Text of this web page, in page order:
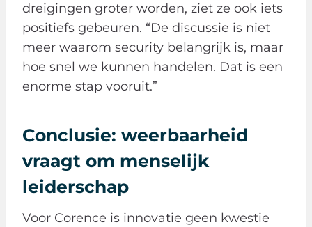
dreigingen groter worden, ziet ze ook iets
positiefs gebeuren. “De discussie is niet
meer waarom security belangrijk is, maar
hoe snel we kunnen handelen. Dat is een
enorme stap vooruit.”
Conclusie: weerbaarheid
vraagt om menselijk
leiderschap
Voor Corence is innovatie geen kwestie